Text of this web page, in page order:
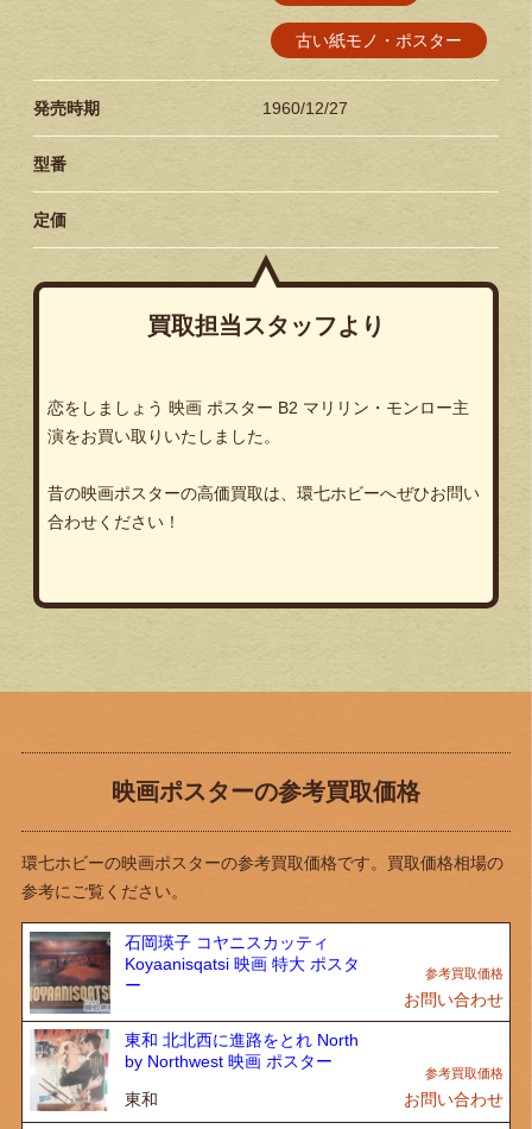
古い紙モノ・ポスター
発売時期 1960/12/27
型番
定価
買取担当スタッフより
恋をしましょう 映画 ポスター B2 マリリン・モンロー主
演をお買い取りいたしました。
昔の映画ポスターの高価買取は、環七ホビーへぜひお問い
合わせください！
映画ポスターの参考買取価格
環七ホビーの映画ポスターの参考買取価格です。買取価格相場の
参考にご覧ください。
石岡瑛子 コヤニスカッティ
Koyaanisqatsi 映画 特大 ポスタ
ー
お問い合わせ
東和 北北西に進路をとれ North
by Northwest 映画 ポスター
東和 お問い合わせ